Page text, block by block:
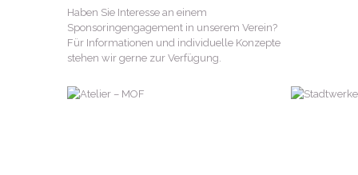
Haben Sie Interesse an einem
Sponsoringengagement in unserem Verein?
Für Informationen und individuelle Konzepte
stehen wir gerne zur Verfügung.